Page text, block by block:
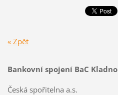
« Zpět
Bankovní spojení BaC Kladno
Česká spořitelna a.s.